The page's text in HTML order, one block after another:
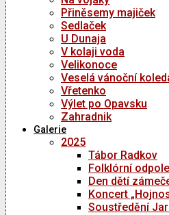
Přiněsemy majiček
Sedlaček
U Dunaja
V kolaji voda
Velikonoce
Veselá vánoční
Vřetenko
Výlet po Opavsku
Zahradnik
Galerie
2025
Tábor Radkov
Folklórní
Den dětí
Koncert
Soustředění